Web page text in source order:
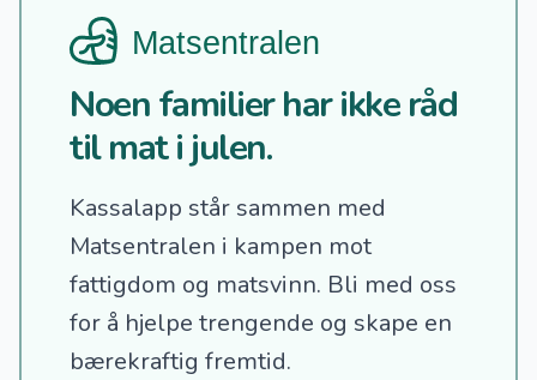
Noen familier har ikke råd
til mat i julen.
Kassalapp står sammen med
Matsentralen i kampen mot
fattigdom og matsvinn. Bli med oss
for å hjelpe trengende og skape en
bærekraftig fremtid.